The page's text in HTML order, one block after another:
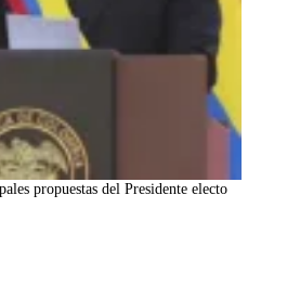
propuestas del Presidente electo